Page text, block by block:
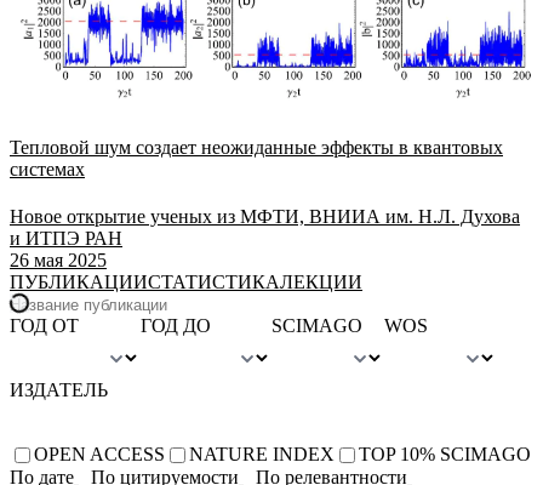
Тепловой шум создает неожиданные эффекты в квантовых
системах
Новое открытие ученых из МФТИ, ВНИИА им. Н.Л. Духова
и ИТПЭ РАН
26 мая 2025
ПУБЛИКАЦИИСТАТИСТИКАЛЕКЦИИ
ГОД ОТ ГОД ДО SCIMAGO WOS
ИЗДАТЕЛЬ
OPEN ACCESS NATURE INDEX
TOP 10% SCIMAGO
По дате
По цитируемости По релевантности